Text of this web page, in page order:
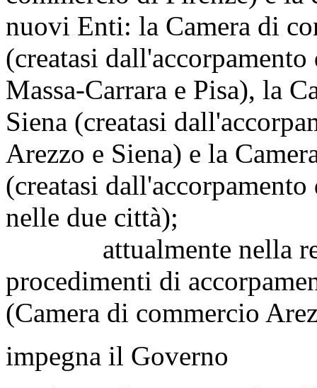
nuovi Enti: la Camera di
(creatasi
Massa-Carrara e Pisa), la
Siena (creatasi
Arezzo e Siena) e la
(creatasi
nelle due città);
attualmente nella
procedimenti di
(Camera di commercio
impegna il Governo